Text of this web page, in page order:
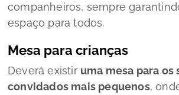
companheiros, sempre
espaço para todos.
Mesa para crianças
Deverá existir uma mesa para os
convidados mais pequenos,